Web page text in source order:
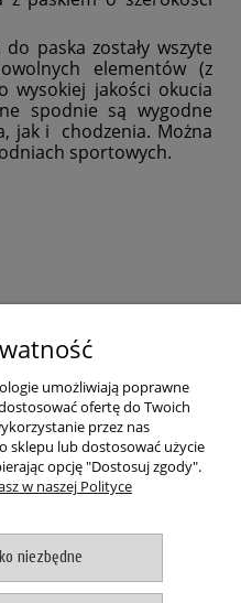
paska zostały wszyte
elementów (z
wysokiej jakości okucia
spodnie są wygodne
jak i chodzenia. Można
sportowych.
strony
umożliwiają poprawne
ofertę do Twoich
przez nas
sklepu lub dostosować użycie
opcję "Dostosuj zgody".
w naszej Polityce
niezbędne